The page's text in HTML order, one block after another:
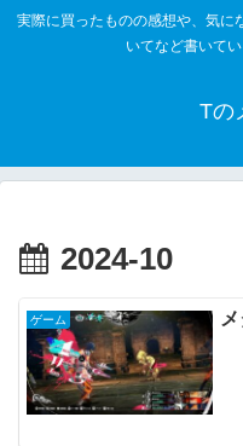
実際に買ったものの感想や、気に
いてなど書いて
Tの
2024-10
ゲーム